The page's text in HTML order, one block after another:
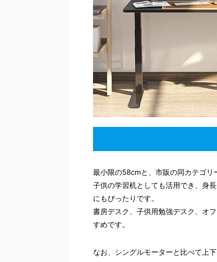
最小限の58cmと、市販の同カテゴ
子供の学習机としても活用でき、身
にもぴったりです。
書房デスク、子供用勉強デスク、オ
すめです。
なお、シングルモーターと比べて上